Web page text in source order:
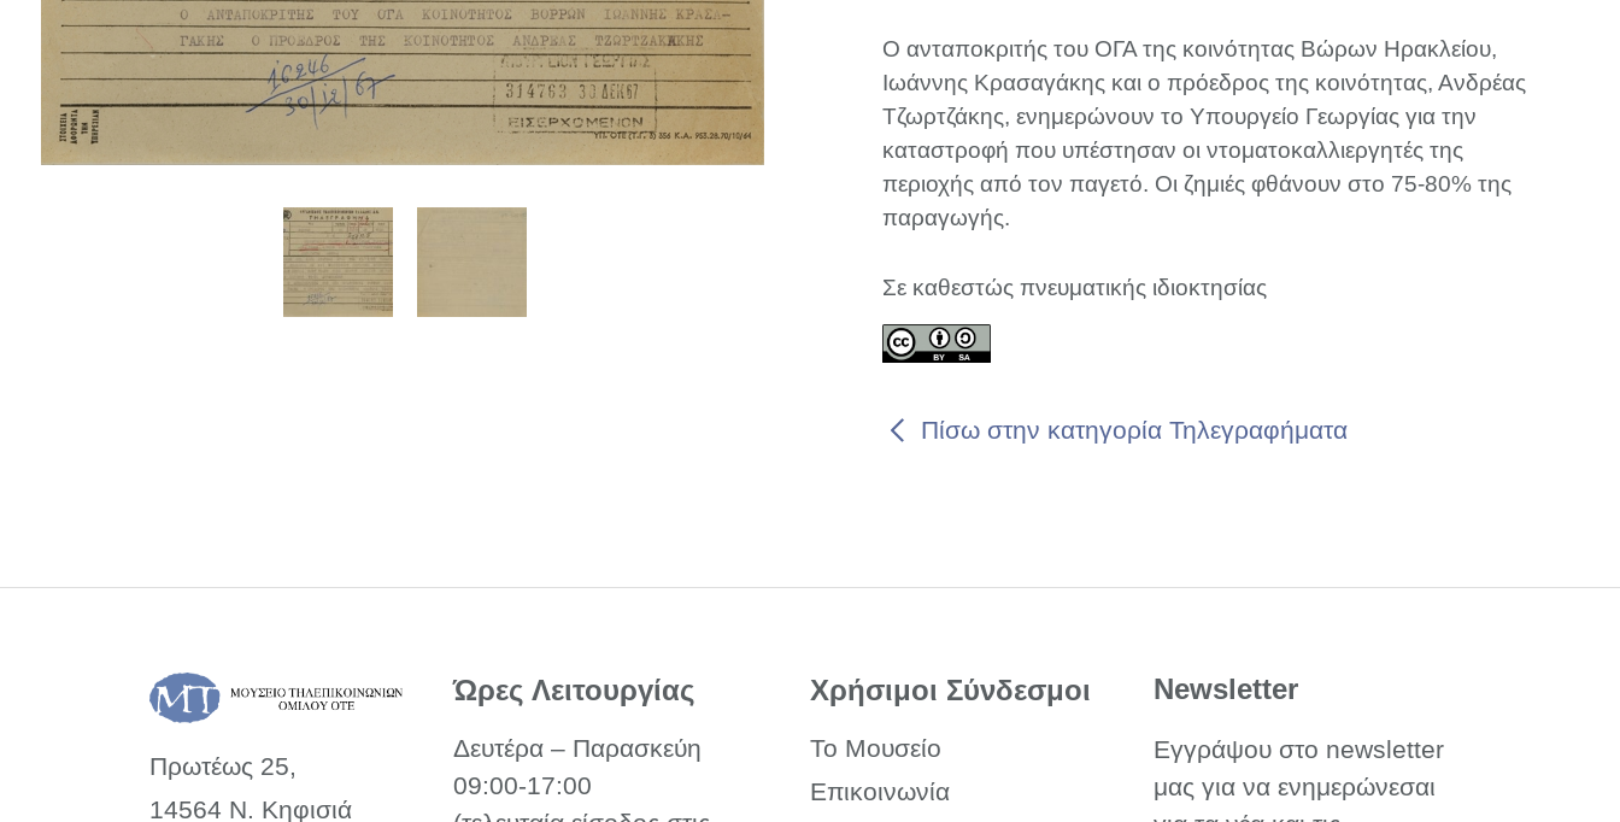
Πίσω στην κατηγορία Τηλεγραφήματα
Ο ανταποκριτής του ΟΓΑ της κοινότητας Βώρων Ηρακλείου,
Ιωάννης Κρασαγάκης και ο πρόεδρος της κοινότητας, Ανδρέας
Τζωρτζάκης, ενημερώνουν το Υπουργείο Γεωργίας για την
καταστροφή που υπέστησαν οι ντοματοκαλλιεργητές της
περιοχής από τον παγετό. Οι ζημιές φθάνουν στο 75-80% της
παραγωγής.
Σε καθεστώς πνευματικής ιδιοκτησίας
Πρωτέως 25,
14564 Ν. Κηφισιά
Ώρες Λειτουργίας
Δευτέρα – Παρασκεύη
09:00-17:00
Χρήσιμοι Σύνδεσμοι
Το Μουσείο
Επικοινωνία
Newsletter
Εγγράψου στο newsletter
μας για να ενημερώνεσαι